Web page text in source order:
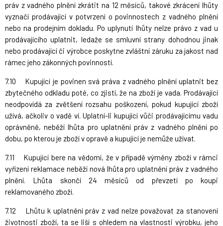
práv z vadného plnění zkrátit na 12 měsíců, takové zkrácení lhůty
vyznačí prodávající v potvrzení o povinnostech z vadného plnění
nebo na prodejním dokladu. Po uplynutí lhůty nelze právo z vad u
prodávajícího uplatnit, ledaže se smluvní strany dohodnou jinak
nebo prodávající či výrobce poskytne zvláštní záruku za jakost nad
rámec jeho zákonných povinností.
7.10 Kupující je povinen svá práva z vadného plnění uplatnit bez
zbytečného odkladu poté, co zjistí, že na zboží je vada. Prodávající
neodpovídá za zvětšení rozsahu poškození, pokud kupující zboží
užívá, ačkoliv o vadě ví. Uplatní-li kupující vůči prodávajícímu vadu
oprávněně, neběží lhůta pro uplatnění práv z vadného plnění po
dobu, po kterou je zboží v opravě a kupující je nemůže užívat.
7.11 Kupující bere na vědomí, že v případě výměny zboží v rámci
vyřízení reklamace neběží nová lhůta pro uplatnění práv z vadného
plnění. Lhůta skončí 24 měsíců od převzetí po koupi
reklamovaného zboží.
7.12 Lhůtu k uplatnění práv z vad nelze považovat za stanovení
životnosti zboží, ta se liší s ohledem na vlastnosti výrobku, jeho